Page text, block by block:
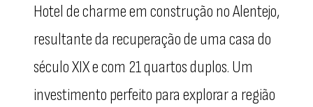
Hotel de charme em construção no Alentejo,
resultante da recuperação de uma casa do
século XIX e com 21 quartos duplos. Um
investimento perfeito para explorar a região